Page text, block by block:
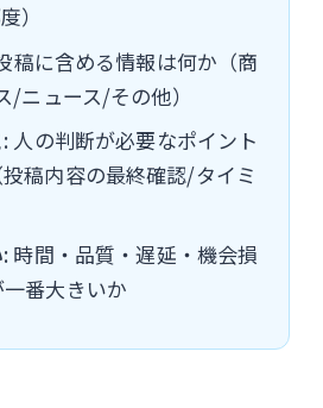
）
稿に含める情報は何か（商
/ニュース/その他）
: 人の判断が必要なポイント
稿内容の最終確認/タイミ
: 時間・品質・遅延・機会損
番大きいか